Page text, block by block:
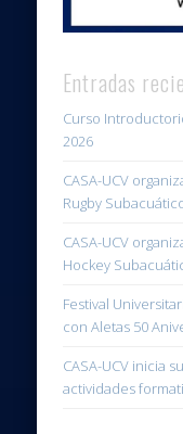
Entradas
Curso
2026
CASA-UCV
Rugby
CASA-UCV
Hockey
Festival
con Aletas 50
CASA-UCV inicia
actividades